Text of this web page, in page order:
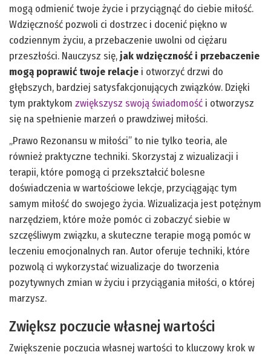
mogą odmienić twoje życie i przyciągnąć do ciebie miłość.
Wdzięczność pozwoli ci dostrzec i docenić piękno w
codziennym życiu, a przebaczenie uwolni od ciężaru
przeszłości. Nauczysz się, jak wdzięczność i przebaczenie
mogą poprawić twoje relacje i otworzyć drzwi do
głębszych, bardziej satysfakcjonujących związków. Dzięki
tym praktykom zwiększysz swoją świadomość i otworzysz
się na spełnienie marzeń o prawdziwej miłości.
„Prawo Rezonansu w miłości” to nie tylko teoria, ale
również praktyczne techniki. Skorzystaj z wizualizacji i
terapii, które pomogą ci przekształcić bolesne
doświadczenia w wartościowe lekcje, przyciągając tym
samym miłość do swojego życia. Wizualizacja jest potężnym
narzędziem, które może pomóc ci zobaczyć siebie w
szczęśliwym związku, a skuteczne terapie mogą pomóc w
leczeniu emocjonalnych ran. Autor oferuje techniki, które
pozwolą ci wykorzystać wizualizacje do tworzenia
pozytywnych zmian w życiu i przyciągania miłości, o której
marzysz.
Zwiększ poczucie własnej wartości
Zwiększenie poczucia własnej wartości to kluczowy krok w